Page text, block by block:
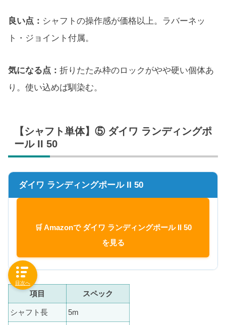
良い点： シャフトの操作感が価格以上。ラバーネッ
ト・ジョイント付属。
気になる点： 折りたたみ枠のロックがやや硬い個体あ
り。使い込めば馴染む。
【シャフト単体】⑤ ダイワ ランディングポ
ール II 50
ダイワ ランディングポール II 50
🛒 Amazonで ダイワ ランディングポール II 50
を見る
項目 スペック
シャフト長 5m
目次へ